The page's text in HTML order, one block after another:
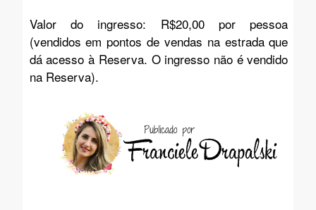
Valor do ingresso: R$20,00 por pessoa
(vendidos em pontos de vendas na estrada que
dá acesso à Reserva. O ingresso não é vendido
na Reserva).